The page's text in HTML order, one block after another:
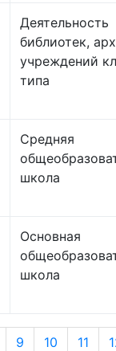
Деятельность
библиотек,
учреждений
типа
Средняя
школа
Основная
школа
9 10 11